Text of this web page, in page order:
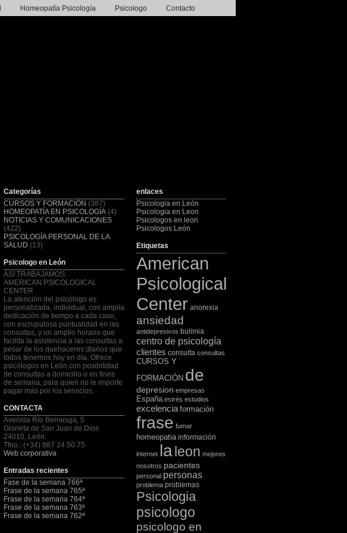
Homeopatía Psicología Psicologo Contacto
Categorías
CURSOS Y FORMACIÓN (387)
HOMEOPATÍA EN PSICOLOGÍA (4)
NOTICIAS Y COMUNICACIONES
(422)
PSICOLOGÍA PERSONAL DE LA
SALUD (13)
Psicologo en León
ASI TRABAJAMOS:
AMERICAN PSICOLOGICAL
CENTER
La atención del psicólogo es
personalizada, individual, con amplia
dedicación de tiempo a cada caso,
con escrupulosa puntualidad en las
consultas, y un amplio horario que
facilita la asistencia a las consultas a
pesar de los quehaceres diarios que
todos tenemos hoy en día. Ofrece
psicólogos en León con posibilidad
de consultas a domicilio o en fines
de semana, para quien no le importe
pagar más por los servicios.
CONTACTA
Avenida Río Bernesga, 5
Glorieta de San Juan de Dios
24010, León.
Tfno.: (+34) 987 24 50 75
Web corporativa
Entradas recientes
Fase de la semana 766ª
Frase de la semana 765ª
Frase de la semana 764ª
Frase de la semana 763ª
Frase de la semana 762ª
enlaces
Psicologia en León
Psicologia en Leon
Psicologos en leon
Psicologos León
Etiquetas
American
Psicological
Center anorexia
ansiedad
antidepresivos bulimia
centro de psicología
clientes consulta consultas
CURSOS Y
FORMACIÓN de
depresion empresas
España estrés estudios
excelencia formación
frase fumar
homeopatia información
internet laleon mejores
nosotros pacientes
personal personas
problema problemas
Psicologia
psicologo
psicologo en